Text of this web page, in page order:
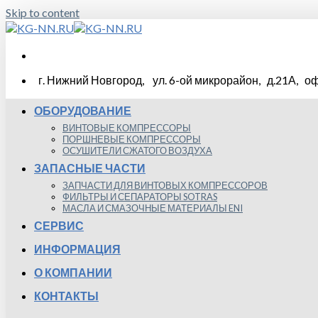
Skip to content
г. Нижний Новгород, ул. 6-ой микрорайон, д.21А,
ОБОРУДОВАНИЕ
ВИНТОВЫЕ КОМПРЕССОРЫ
ПОРШНЕВЫЕ КОМПРЕССОРЫ
ОСУШИТЕЛИ СЖАТОГО ВОЗДУХА
ЗАПАСНЫЕ ЧАСТИ
ЗАПЧАСТИ ДЛЯ ВИНТОВЫХ КОМПРЕССОРОВ
ФИЛЬТРЫ И СЕПАРАТОРЫ SOTRAS
МАСЛА И СМАЗОЧНЫЕ МАТЕРИАЛЫ ENI
СЕРВИС
ИНФОРМАЦИЯ
О КОМПАНИИ
КОНТАКТЫ